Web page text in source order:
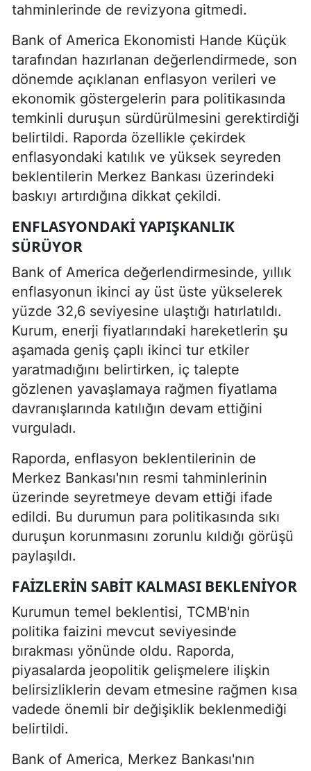
tahminlerinde de revizyona gitmedi.
Bank of America Ekonomisti Hande Küçük
tarafından hazırlanan değerlendirmede, son
dönemde açıklanan enflasyon verileri ve
ekonomik göstergelerin para politikasında
temkinli duruşun sürdürülmesini gerektirdiği
belirtildi. Raporda özellikle çekirdek
enflasyondaki katılık ve yüksek seyreden
beklentilerin Merkez Bankası üzerindeki
baskıyı artırdığına dikkat çekildi.
ENFLASYONDAKI YAPIŞKANLIK
SÜRÜYOR
Bank of America değerlendirmesinde, yıllık
enflasyonun ikinci ay üst üste yükselerek
yüzde 32,6 seviyesine ulaştığı hatırlatıldı.
Kurum, enerji fiyatlarındaki hareketlerin şu
aşamada geniş çaplı ikinci tur etkiler
yaratmadığını belirtirken, iç talepte
gözlenen yavaşlamaya rağmen fiyatlama
davranışlarında katılığın devam ettiğini
vurguladı.
Raporda, enflasyon beklentilerinin de
Merkez Bankası'nın resmi tahminlerinin
üzerinde seyretmeye devam ettiği ifade
edildi. Bu durumun para politikasında sıkı
duruşun korunmasını zorunlu kıldığı görüşü
paylaşıldı.
FAIZLERIN SABIT KALMASI BEKLENIYOR
Kurumun temel beklentisi, TCMB'nin
politika faizini mevcut seviyesinde
bırakması yönünde oldu. Raporda,
piyasalarda jeopolitik gelişmelere ilişkin
belirsizliklerin devam etmesine rağmen kısa
vadede önemli bir değişiklik beklenmediği
belirtildi.
Bank of America, Merkez Bankası'nın